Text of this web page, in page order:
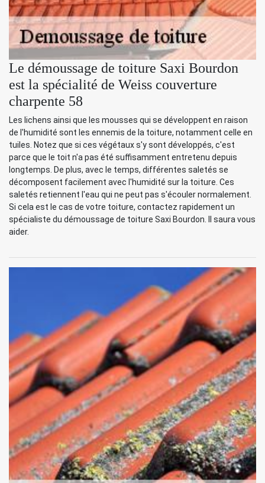
Le démoussage de toiture Saxi Bourdon
est la spécialité de Weiss couverture
charpente 58
Les lichens ainsi que les mousses qui se développent en raison
de l'humidité sont les ennemis de la toiture, notamment celle en
tuiles. Notez que si ces végétaux s'y sont développés, c'est
parce que le toit n'a pas été suffisamment entretenu depuis
longtemps. De plus, avec le temps, différentes saletés se
décomposent facilement avec l'humidité sur la toiture. Ces
saletés retiennent l'eau qui ne peut pas s'écouler normalement.
Si cela est le cas de votre toiture, contactez rapidement un
spécialiste du démoussage de toiture Saxi Bourdon. Il saura vous
aider.